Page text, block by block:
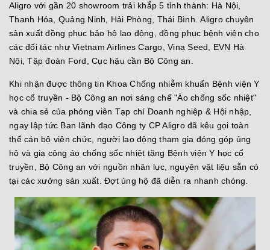
Aligro với gần 20 showroom trải khắp 5 tỉnh thành: Hà Nội,
Thanh Hóa, Quảng Ninh, Hải Phòng, Thái Bình. Aligro chuyên
sản xuất đồng phục bảo hộ lao động, đồng phục bệnh viện cho
các đối tác như Vietnam Airlines Cargo, Vina Seed, EVN Hà
Nội, Tập đoàn Ford, Cục hậu cần Bộ Công an.
Khi nhận được thông tin Khoa Chống nhiễm khuẩn Bệnh viện Y
học cổ truyền - Bộ Công an nơi sáng chế "Áo chống sốc nhiệt"
và chia sẻ của phóng viên Tạp chí Doanh nghiệp & Hội nhập,
ngay lập tức Ban lãnh đạo Công ty CP Aligro đã kêu gọi toàn
thể cán bộ viên chức, người lao động tham gia đóng góp ủng
hộ và gia công áo chống sốc nhiệt tặng Bệnh viện Y học cổ
truyền, Bộ Công an với nguồn nhân lực, nguyên vật liệu sẵn có
tại các xưởng sản xuất. Đợt ủng hộ đã diễn ra nhanh chóng.